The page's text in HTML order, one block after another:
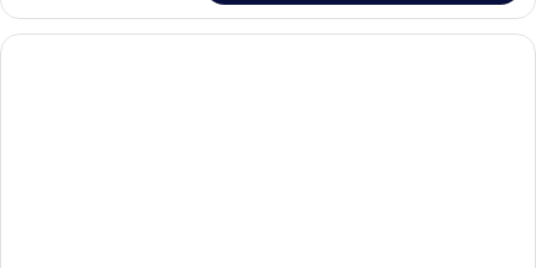
herbergi
(Randaomly
Assigned